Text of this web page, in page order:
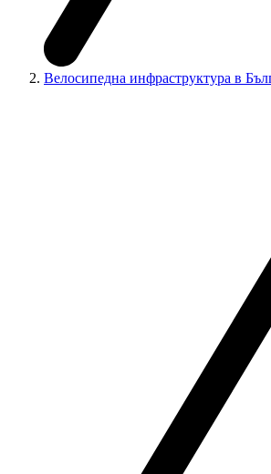
Велосипедна инфраструктура в